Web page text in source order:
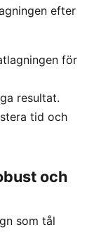
efter
för
resultat.
tid och
och
som tål